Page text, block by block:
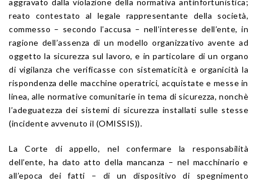
reato contestato al legale rappresentante della società,
commesso – secondo l’accusa – nell’interesse dell’ente, in
ragione dell’assenza di un modello organizzativo avente ad
oggetto la sicurezza sul lavoro, e in particolare di un organo
di vigilanza che verificasse con sistematicità e organicità la
rispondenza delle macchine operatrici, acquistate e messe in
linea, alle normative comunitarie in tema di sicurezza, nonchè
l’adeguatezza dei sistemi di sicurezza installati sulle stesse
(incidente avvenuto il (OMISSIS)).
La Corte di appello, nel confermare la responsabilità
dell’ente, ha dato atto della mancanza – nel macchinario e
all’epoca dei fatti – di un dispositivo di spegnimento